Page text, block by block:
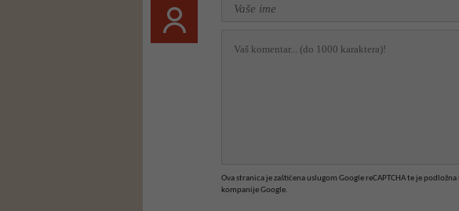
Ova stranica je zaštićena uslugom Google reCAPTCHA te je podložna
kompanije Google.